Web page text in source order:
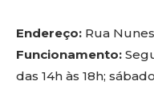
Endereço: Rua
Funcionamento:
das 14h às 18h;